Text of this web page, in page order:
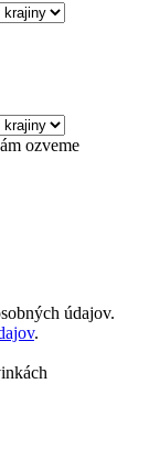
ozveme
údajov.
.